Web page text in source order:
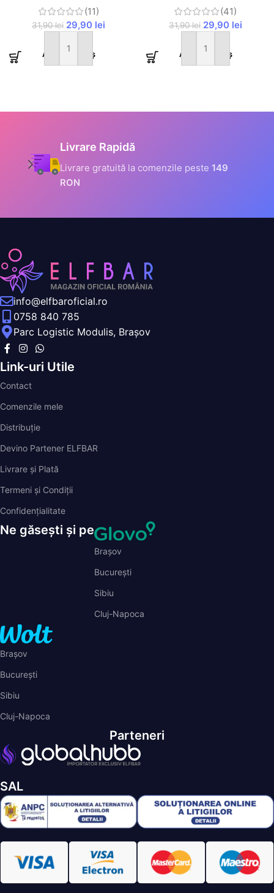
(11)
31,90lei 29,90 lei
Adaugă în coș
(41)
31,90lei 29,90 lei
Adaugă în coș
Informații Securizate
Toate datele tale suntcriptate prin SSL
info@elfbaroficial.ro
0758 840 785
Parc Logistic Modulis, Brașov
Link-uri Utile
Contact
Comenzile mele
Distribuție
Devino Partener ELFBAR
Livrare și Plată
Termeni și Condiții
Confidențialitate
Ne găsești și pe
Brașov
București
Sibiu
Cluj-Napoca
Brașov
București
Sibiu
Cluj-Napoca